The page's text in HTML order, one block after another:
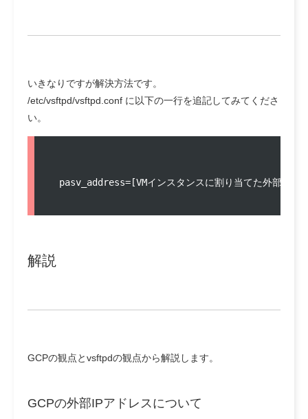
いきなりですが解決方法です。
/etc/vsftpd/vsftpd.conf に以下の一行を追記してみてくださ
い。
pasv_address=[VMインスタンスに割り当てた外部IPア
解説
GCPの観点とvsftpdの観点から解説します。
GCPの外部IPアドレスについて